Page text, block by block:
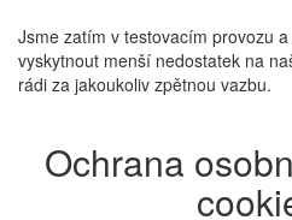
Jsme zatím v testovacím provozu
vyskytnout menší nedostatek na
rádi za jakoukoliv zpětnou vazbu.
Ochrana